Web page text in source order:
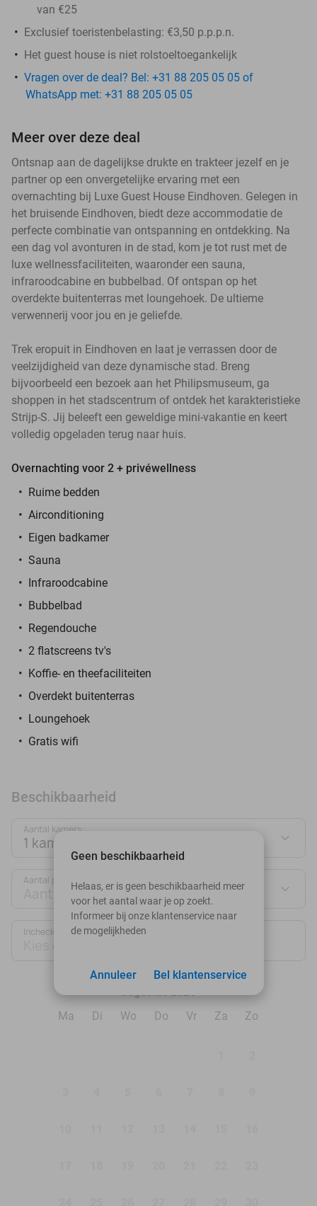
van €25
Exclusief toeristenbelasting: €3,50 p.p.p.n.
Het guest house is niet rolstoeltoegankelijk
Vragen over de deal? Bel: +31 88 205 05 05 of
WhatsApp met: +31 88 205 05 05
Meer over deze deal
Ontsnap aan de dagelijkse drukte en trakteer jezelf en je
partner op een onvergetelijke ervaring met een
overnachting bij Luxe Guest House Eindhoven. Gelegen in
het bruisende Eindhoven, biedt deze accommodatie de
perfecte combinatie van ontspanning en ontdekking. Na
een dag vol avonturen in de stad, kom je tot rust met de
luxe wellnessfaciliteiten, waaronder een sauna,
infraroodcabine en bubbelbad. Of ontspan op het
overdekte buitenterras met loungehoek. De ultieme
verwennerij voor jou en je geliefde.
Trek eropuit in Eindhoven en laat je verrassen door de
veelzijdigheid van deze dynamische stad. Breng
bijvoorbeeld een bezoek aan het Philipsmuseum, ga
shoppen in het stadscentrum of ontdek het karakteristieke
Strijp-S. Jij beleeft een geweldige mini-vakantie en keert
volledig opgeladen terug naar huis.
Overnachting voor 2 + privéwellness
Ruime bedden
Airconditioning
Eigen badkamer
Sauna
Infraroodcabine
Bubbelbad
Regendouche
2 flatscreens tv's
Koffie- en theefaciliteiten
Overdekt buitenterras
Loungehoek
Gratis wifi
Beschikbaarheid
Aantal kamers:
1 kamer
Aantal personen:
Aantal personen
Inchecken
Ma
Di Wo Do Vr Za Zo
Geen beschikbaarheid
Helaas, er is geen beschikbaarheid meer
voor het aantal waar je op zoekt.
Informeer bij onze klantenservice naar
de mogelijkheden
Bel klantenservice
Annuleer